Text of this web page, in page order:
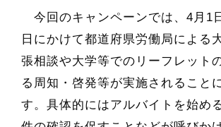
今回のキャンペーンでは、4月1
日にかけて都道府県労働局による
張相談や大学等でのリーフレット
る周知・啓発等が実施されること
す。具体的にはアルバイトを始め